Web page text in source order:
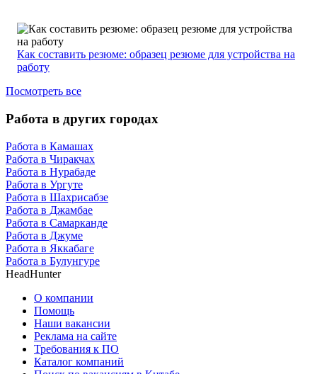
Как составить резюме: образец резюме для устройства на
работу
Посмотреть все
Работа в других городах
Работа в Камашах
Работа в Чиракчах
Работа в Нурабаде
Работа в Ургуте
Работа в Шахрисабзе
Работа в Джамбае
Работа в Самарканде
Работа в Джуме
Работа в Яккабаге
Работа в Булунгуре
HeadHunter
О компании
Помощь
Наши вакансии
Реклама на сайте
Требования к ПО
Каталог компаний